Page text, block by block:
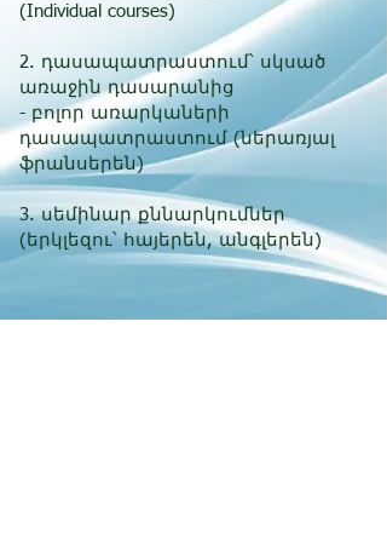
(Individual courses)
2. դասապատրաստում՝ սկսած
առաջին դասարանից
- բոլոր առարկաների
դասապատրաստում (ներառյալ
ֆրանսերեն)
3. սեմինար քննարկումներ
(երկլեզու՝ հայերեն, անգլերեն)